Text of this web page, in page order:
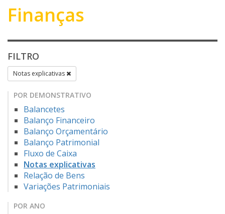
Finanças
FILTRO
Notas explicativas
POR DEMONSTRATIVO
Balancetes
Balanço Financeiro
Balanço Orçamentário
Balanço Patrimonial
Fluxo de Caixa
Notas explicativas
Relação de Bens
Variações Patrimoniais
POR ANO